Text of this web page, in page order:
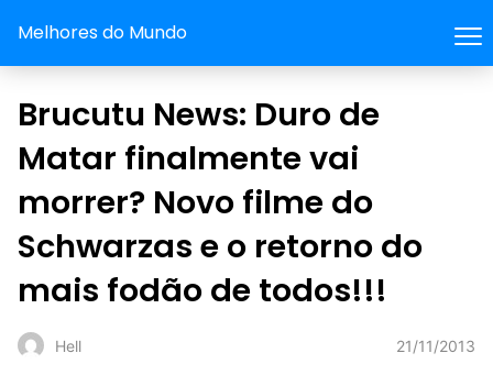
Melhores do Mundo
Brucutu News: Duro de
Matar finalmente vai
morrer? Novo filme do
Schwarzas e o retorno do
mais fodão de todos!!!
Hell 21/11/2013